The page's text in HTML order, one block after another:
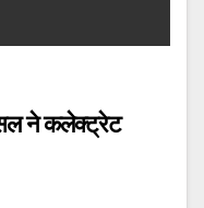
ने कलेक्ट्रेट